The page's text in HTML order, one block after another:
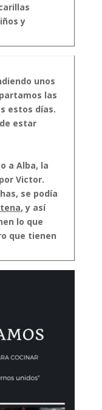
y
unos
las
estos días.
estar
a Alba, la
Victor.
se podía
, y así
lo que
que tienen